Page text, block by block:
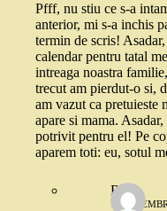
Pfff, nu stiu ce s-a
anterior, mi s-a inchis
termin de scris!
calendar pentru tatal
intreaga noastra
trecut am pierdut-o si,
am vazut ca pretuieste
apare si mama.
potrivit pentru el! Pe
aparem toti: eu, sotul
Robo
13